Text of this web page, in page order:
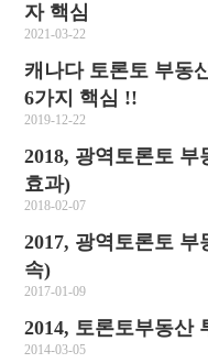
자 핵심
2021-03-22
캐나다 토론토 부동
6가지 핵심 !!
2019-12-22
2018, 광역토론토 부
효과)
2018-02-07
2017, 광역토론토
속)
2017-01-09
2014, 토론토부동산
2014-03-05